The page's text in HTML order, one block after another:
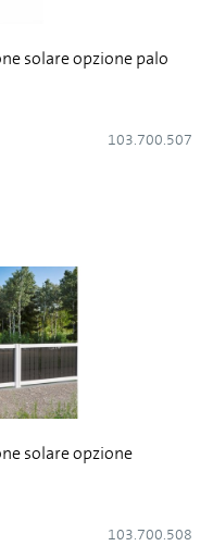
solare opzione palo
103.700.507
solare opzione
103.700.508